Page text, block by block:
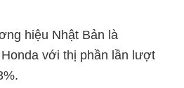
hiệu Nhật Bản là
với thị phần lần lượt